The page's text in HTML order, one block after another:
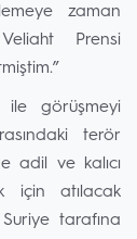
zaman
Prensi
görüşmeyi
terör
adil ve kalıcı
için atılacak
tarafına